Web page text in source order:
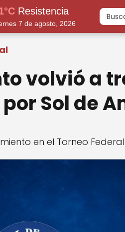
Resistencia
7 de agosto, 2026
volvió a
Sol de
en el Torneo